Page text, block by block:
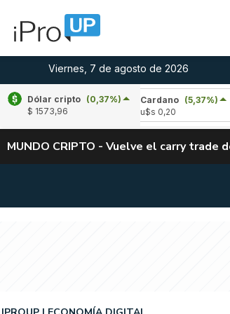
Viernes, 7 de agosto de 2026
Dólar cripto (0,37%)
$ 1573,96
Cardano
(5,37%)
MUNDO CRIPTO - Vuelve el carry